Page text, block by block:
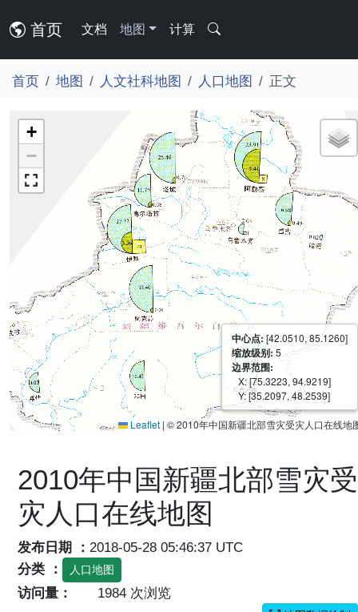
首页 文档 地图 计算
首页 地图 人文社科地图 人口地图 正文
+
−
中心点: [42.0510, 85.1260]
缩放级别: 5
边界范围:
X: [75.3223, 94.9219]
Y: [35.2097, 48.2539]
Leaflet |© 2010年中国新疆北部雪灾受灾人口在线地
2010年中国新疆北部雪灾受
灾人口在线地图
发布日期 ： 2018-05-28 05:46:37 UTC
分类 ：
人口地图
访问量： 1984 次浏览